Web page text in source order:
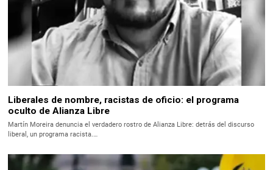
Liberales de nombre, racistas de oficio: el programa
oculto de Alianza Libre
Martín Moreira denuncia el verdadero rostro de Alianza Libre: detrás del discurso
liberal, un programa racista.…